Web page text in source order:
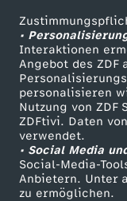
•
Interaktionen
Angebot des ZDF
personalisieren
Nutzung von ZDF
ZDFtivi. Daten
verwendet.
• Social Media
Social-Media-
Anbietern. Unter
zu ermöglichen.
Herunterladen
99 KB (PDF)
Linsen-Bowl mit
Herunterladen
67 KB (PDF)